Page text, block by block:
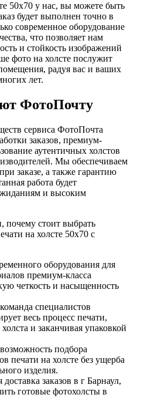
50х70 у нас, вы можете быть
будет выполнен точно в
современное оборудование
что позволяет нам
и стойкость изображений
фото на холсте послужит
радуя вас и ваших
лет.
ФотоПочту
сервиса ФотоПочта
заказов, премиум-
аутентичных холстов
Мы обеспечиваем
заказе, а также гарантию
работа будет
и высоким
почему стоит выбрать
на холсте 50х70 с
оборудования для
премиум-класса
четкость и насыщенность
специалистов
весь процесс печати,
и заканчивая упаковкой
подбора
печати на холсте без ущерба
изделия.
заказов в г Барнаул,
готовые фотохолсты в